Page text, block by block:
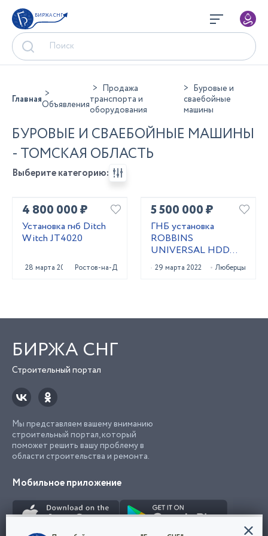
БИРЖА СНГ
ГлавнаяОбъявления
Продажа
транспорта и
оборудования
Буровые и
сваебойные
машины
БУРОВЫЕ И СВАЕБОЙНЫЕ МАШИНЫ
- ТОМСКАЯ ОБЛАСТЬ
Выберите категорию:
4 800 000 ₽
Установка гнб Ditch
Witch JT4020
28 марта 2023 Ростов-на-Дону
5 500 000 ₽
ГНБ установка
ROBBINS
UNIVERSAL HDD
UNI 24x40
29 марта 2022 Люберцы
БИРЖА СНГ
Строительный портал
Мы представляем вашему вниманию
строительный портал, который
поможет решить вашу проблему в
области строительства и ремонта.
Мобильное приложение